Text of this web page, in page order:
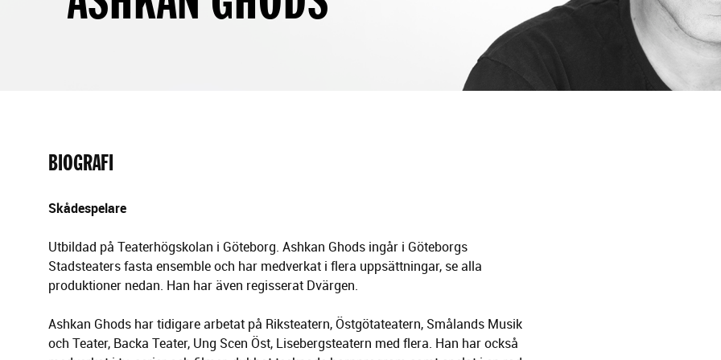
e
BIOGRAFI
Skådespelare
Utbildad på Teaterhögskolan i Göteborg. Ashkan Ghods ingår i Göteborgs
Stadsteaters fasta ensemble och har medverkat i flera uppsättningar, se alla
produktioner nedan. Han har även regisserat Dvärgen.
Ashkan Ghods har tidigare arbetat på Riksteatern, Östgötateatern, Smålands Musik
och Teater, Backa Teater, Ung Scen Öst, Lisebergsteatern med flera. Han har också